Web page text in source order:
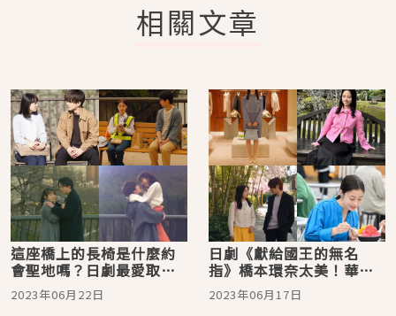
相關文章
這座橋上的長椅是什麼約
會聖地嗎？日劇最愛取景
地「目黒川のなかめ公園
橋」
2023年06月22日
日劇《獻給國王的無名
指》橋本環奈太美！華麗
又不俗氣的Queen風格穿
搭學起來
2023年06月17日